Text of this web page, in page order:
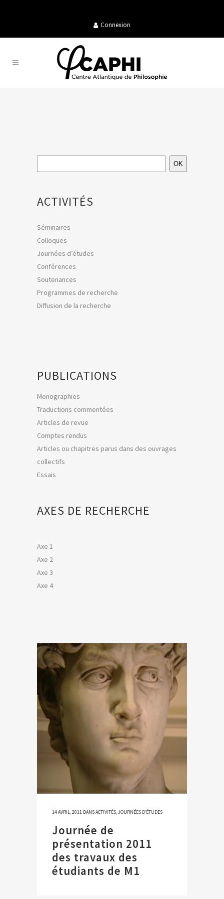
Connexion
OK
ACTIVITÉS
Séminaires
Colloques
Journées d’études
Conférences
Soutenances
Programmes de recherche
Diffusion de la recherche
PUBLICATIONS
Monographies
Traductions commentées
Articles de revue
Comptes rendus
Articles ou chapitres parus dans des ouvrages
collectifs
Essais
AXES DE RECHERCHE
Axe 1
Axe 2
Axe 3
Axe 4
14 AVRIL, 2011 DANSACTIVITÉS,JOURNÉES D’ÉTUDES
Journée de
présentation 2011
des travaux des
étudiants de M1